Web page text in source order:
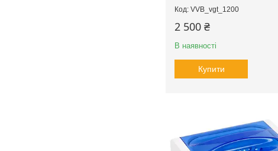
VVB_vgt_1200
2 500 ₴
В наявності
Купити